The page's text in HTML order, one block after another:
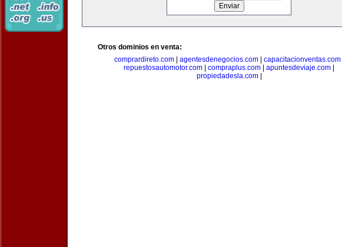
Otros dominios en venta:
comprardireto.com| agentesdenegocios.com| capacitacionventas.com|
repuestosautomotor.com
compraplus.com apuntesdeviaje.com
propiedadesla.com|